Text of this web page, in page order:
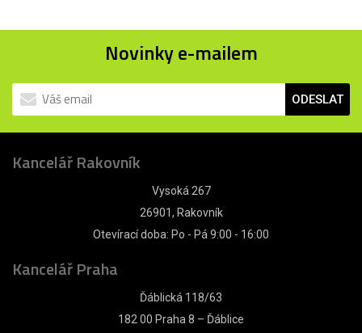
Novinky e-mailem
ODESLAT
Kancelář Rakovník
Vysoká 267
26901, Rakovník
Otevírací doba: Po - Pá 9:00 - 16:00
Kancelář Praha
Ďáblická 118/63
182 00 Praha 8 – Ďáblice